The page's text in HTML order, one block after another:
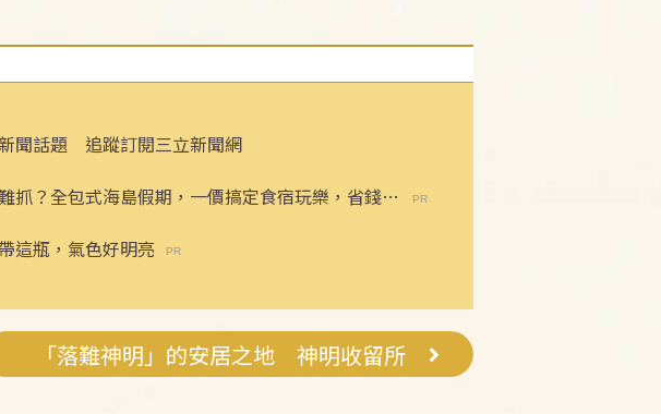
聞話題 追蹤訂閱三立新聞網
抓？全包式海島假期，一價搞定食宿玩樂，省錢更
這瓶，氣色好明亮
「落難神明」的安居之地 神明收留所